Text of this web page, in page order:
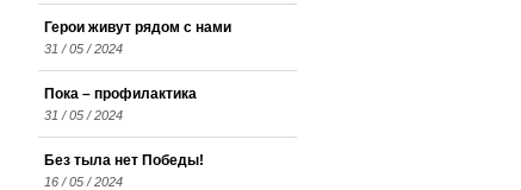
Герои живут рядом с нами
31 / 05 / 2024
Пока – профилактика
31 / 05 / 2024
Без тыла нет Победы!
16 / 05 / 2024